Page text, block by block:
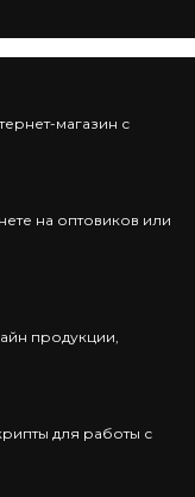
магазин с
на оптовиков или
продукции,
для работы с